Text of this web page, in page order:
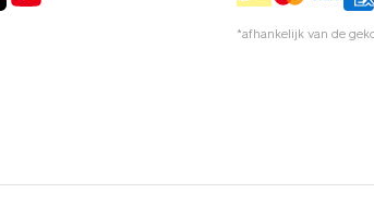
*afhankelijk van de